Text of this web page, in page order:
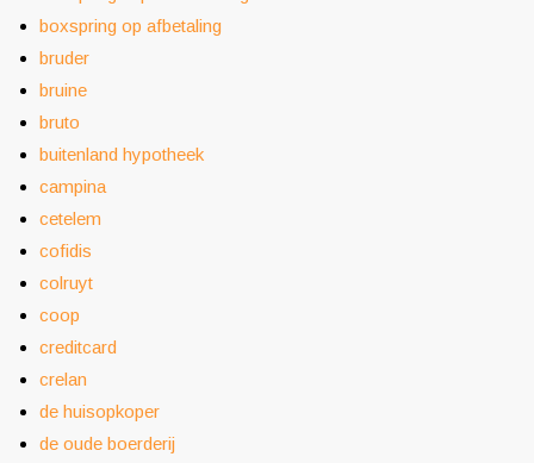
boxspring op afbetaling
bruder
bruine
bruto
buitenland hypotheek
campina
cetelem
cofidis
colruyt
coop
creditcard
crelan
de huisopkoper
de oude boerderij